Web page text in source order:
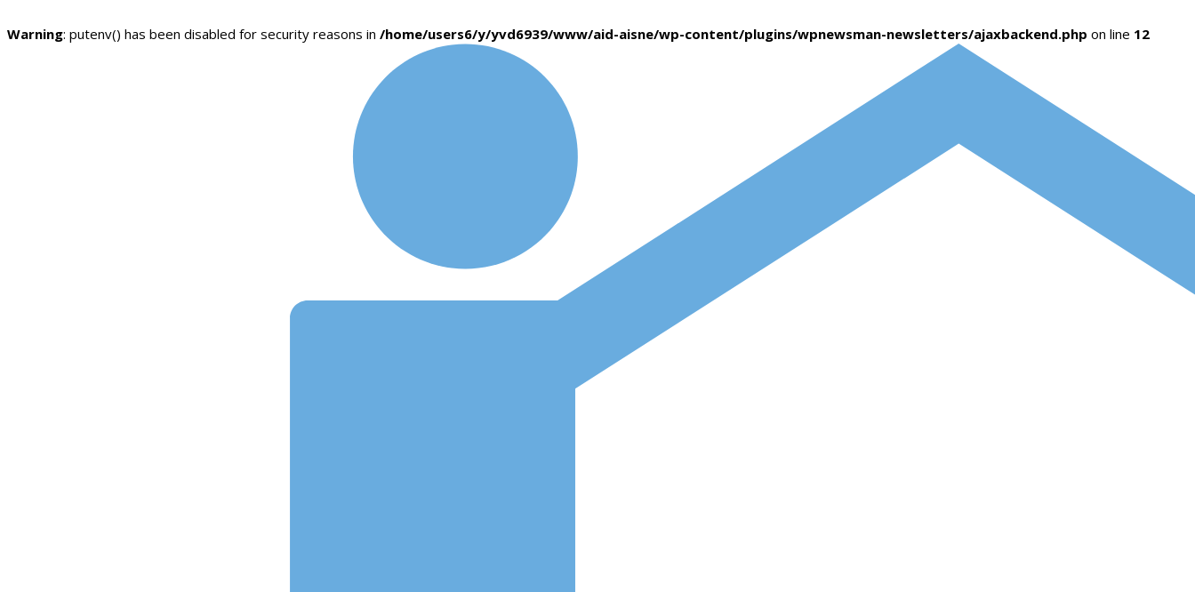
Warning: putenv() has been disabled for security reasons in /home/users6/y/yvd6939/www/aid-aisne/wp-content/plugins/wpnewsman-newsletters/ajaxbackend.php on line 12